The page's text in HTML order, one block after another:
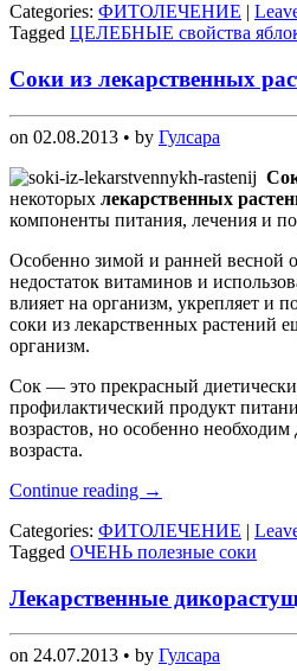
Categories: ФИТОЛЕЧЕНИЕ |
Tagged ЦЕЛЕБНЫЕ свойства
Соки из лекарственных
on 02.08.2013 • by Гулсара
некоторых лекарственных
компоненты питания, лечения и
Особенно зимой и ранней весной
недостаток витаминов и
влияет на организм, укрепляет и
соки из лекарственных растений
организм.
Сок — это прекрасный
профилактический продукт
возрастов, но особенно
возраста.
Continue reading →
Categories: ФИТОЛЕЧЕНИЕ |
Tagged ОЧЕНЬ полезные соки
Лекарственные
on 24.07.2013 • by Гулсара